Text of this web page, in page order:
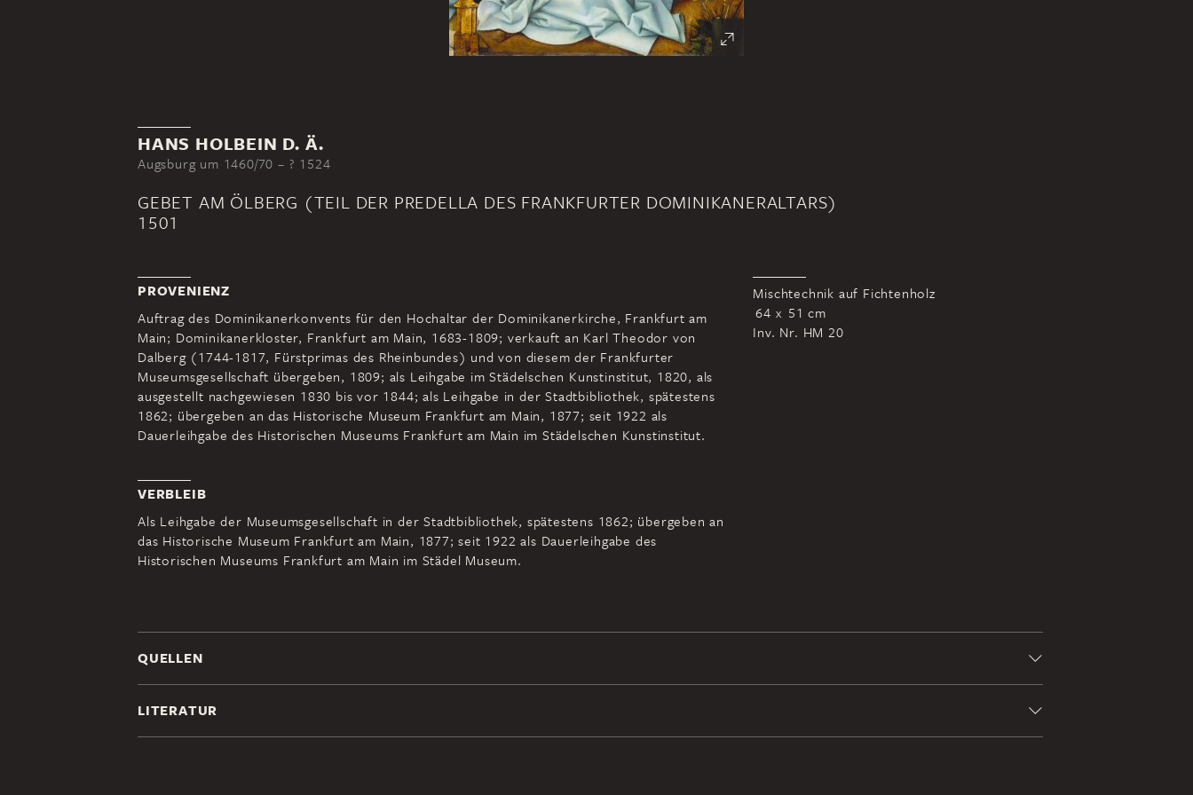
HANS HOLBEIN D. Ä.
Augsburg um 1460/70 – ? 1524
GEBET AM ÖLBERG (TEIL DER PREDELLA DES FRANKFURTER DOMINIKANERALTARS)
1501
PROVENIENZ
Auftrag des Dominikanerkonvents für den Hochaltar der Dominikanerkirche, Frankfurt am
Main; Dominikanerkloster, Frankfurt am Main, 1683-1809; verkauft an Karl Theodor von
Dalberg (1744-1817, Fürstprimas des Rheinbundes) und von diesem der Frankfurter
Museumsgesellschaft übergeben, 1809; als Leihgabe im Städelschen Kunstinstitut, 1820, als
ausgestellt nachgewiesen 1830 bis vor 1844; als Leihgabe in der Stadtbibliothek, spätestens
1862; übergeben an das Historische Museum Frankfurt am Main, 1877; seit 1922 als
Dauerleihgabe des Historischen Museums Frankfurt am Main im Städelschen Kunstinstitut.
Mischtechnik auf Fichtenholz
64 x 51 cm
Inv. Nr. HM 20
VERBLEIB
Als Leihgabe der Museumsgesellschaft in der Stadtbibliothek, spätestens 1862; übergeben an
das Historische Museum Frankfurt am Main, 1877; seit 1922 als Dauerleihgabe des
Historischen Museums Frankfurt am Main im Städel Museum.
QUELLEN
LITERATUR